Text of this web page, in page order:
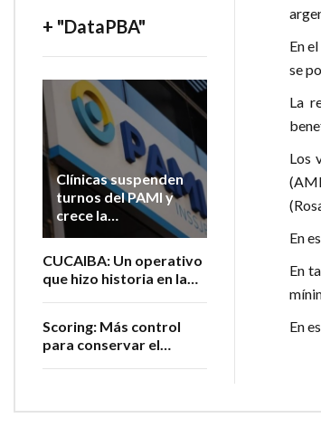
+ "DataPBA"
Clínicas suspenden
turnos del PAMI y
crece la
preocupación por la
jubilados
CUCAIBA: Un operativo
que hizo historia en la
Scoring: Más control
para conservar el
En
se
La
Los
En
En
En